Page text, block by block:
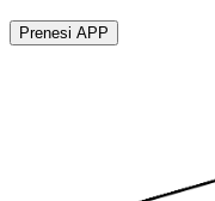
Prenesi APP